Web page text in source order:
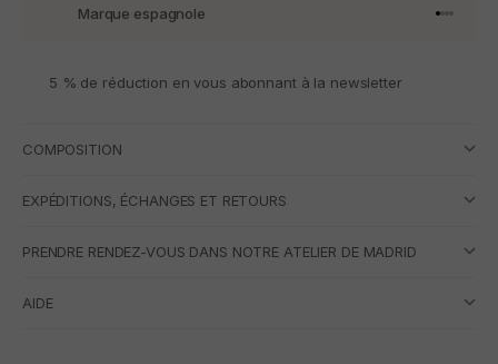
Marque espagnole Aller à
Aller à
Aller à
Aller
5 % de réduction en vous abonnant à la newsletter
COMPOSITION
EXPÉDITIONS, ÉCHANGES ET RETOURS
PRENDRE RENDEZ-VOUS DANS NOTRE ATELIER DE MADRID
AIDE